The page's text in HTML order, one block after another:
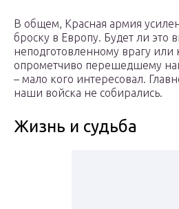
В общем, Красная армия
броску в Европу. Будет ли это
неподготовленному врагу или
опрометчиво перешедшему
– мало кого интересовал.
наши войска не собирались.
Жизнь и судьба